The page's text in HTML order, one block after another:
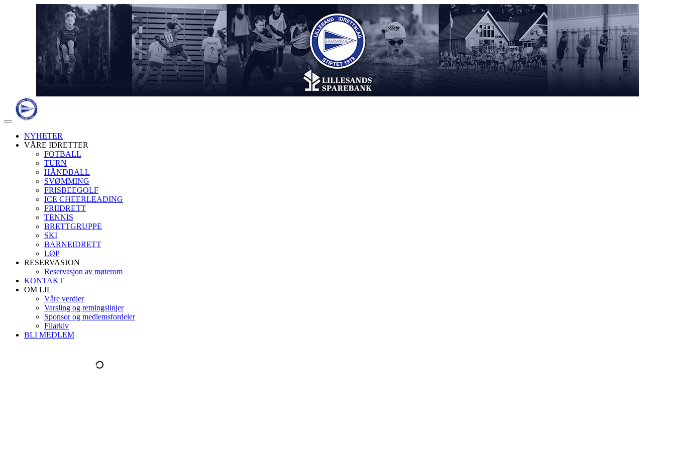
Veksle
navigasjonNYHETER
VÅRE IDRETTER
FOTBALL
TURN
HÅNDBALL
SVØMMING
FRISBEEGOLF
ICE CHEERLEADING
FRIIDRETT
TENNIS
BRETTGRUPPE
SKI
BARNEIDRETT
LØP
RESERVASJON
Reservasjon av møterom
KONTAKT
OM LIL
Våre verdier
Varsling og retningslinjer
Sponsor og medlemsfordeler
Filarkiv
BLI MEDLEM